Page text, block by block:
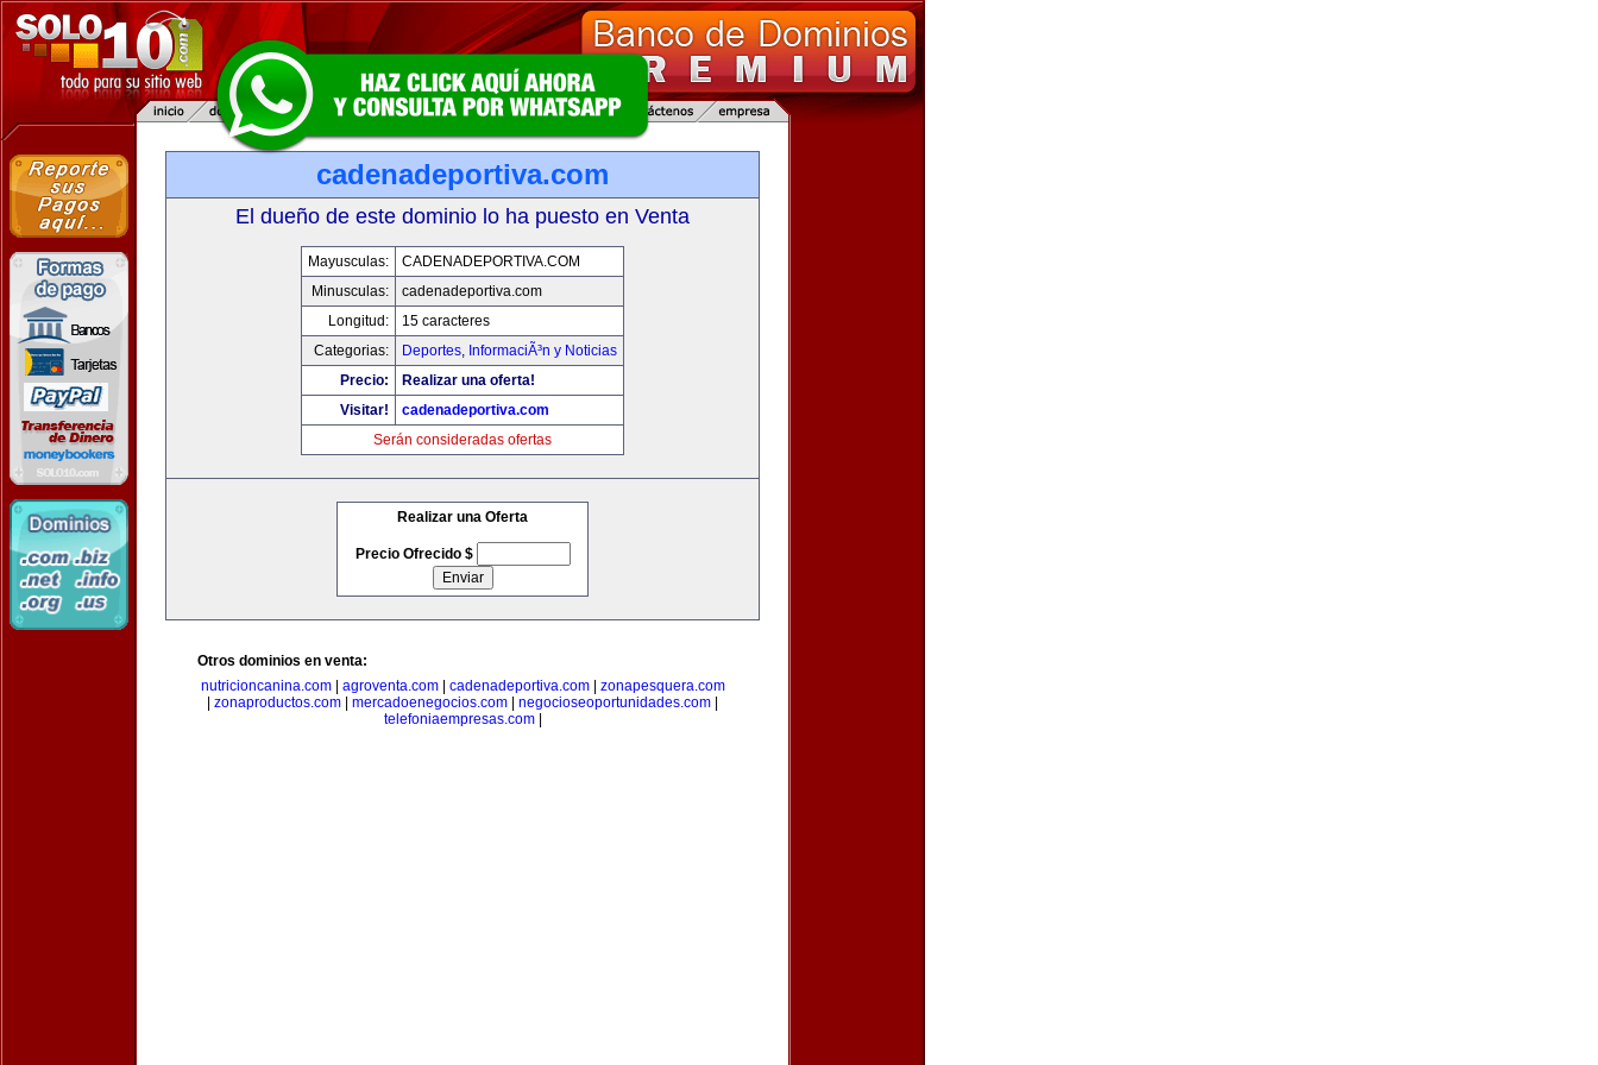
cadenadeportiva.com
El dueño de este dominio lo ha puesto en Venta
Mayusculas:
CADENADEPORTIVA.COM
Minusculas:
cadenadeportiva.com
Longitud:
15 caracteres
Categorias:
Deportes, InformaciÃ³n y Noticias
Precio:
Realizar una oferta!
Visitar!
cadenadeportiva.com
Serán consideradas ofertas
Realizar una Oferta
Precio Ofrecido $
Otros dominios en venta:
nutricioncanina.com| agroventa.com| cadenadeportiva.com| zonapesquera.com
zonaproductos.com mercadoenegocios.com negocioseoportunidades.com
telefoniaempresas.com|